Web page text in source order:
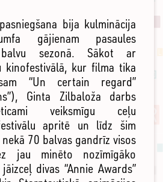
bija kulminācija
gājienam pasaules
balvu sezonā. Sākot ar
kinofestivālā, kur filma tika
“Un certain regard”
Ginta Zilbaloža darbs
veiksmīgu ceļu
apritē un līdz šim
70 balvas gandrīz visos
jau minēto nozīmīgāko
divas “Annie Awards”